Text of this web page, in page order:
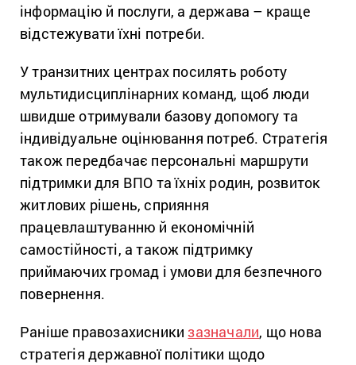
інформацію й послуги, а держава – краще
відстежувати їхні потреби.
У транзитних центрах посилять роботу
мультидисциплінарних команд, щоб люди
швидше отримували базову допомогу та
індивідуальне оцінювання потреб. Стратегія
також передбачає персональні маршрути
підтримки для ВПО та їхніх родин, розвиток
житлових рішень, сприяння
працевлаштуванню й економічній
самостійності, а також підтримку
приймаючих громад і умови для безпечного
повернення.
Раніше правозахисникизазначали, що нова
стратегія державної політики щодо